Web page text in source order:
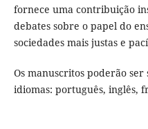
fornece uma contribuição
debates sobre o papel do
sociedades mais justas e
Os manuscritos poderão
idiomas: português, inglês,